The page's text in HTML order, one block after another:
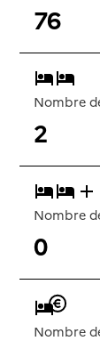
76
Nombre
2
Nombre
0
Nombre